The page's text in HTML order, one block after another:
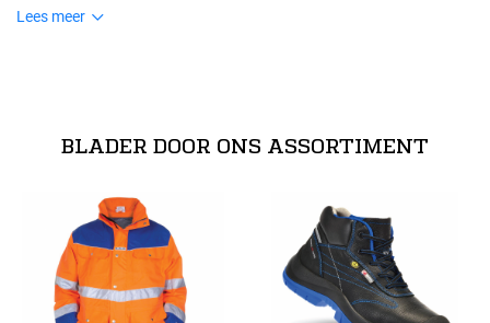
tot 40°C.
Lees meer
Alle matenBLADER DOOR ONS ASSORTIMENT